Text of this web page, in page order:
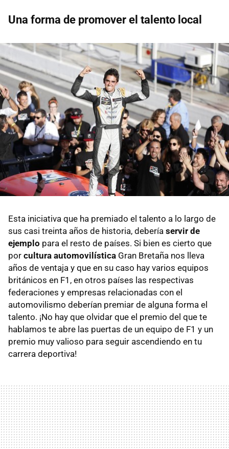
Una forma de promover el talento local
Esta iniciativa que ha premiado el talento a lo largo de
sus casi treinta años de historia, debería servir de
ejemplo para el resto de países. Si bien es cierto que
por cultura automovilística Gran Bretaña nos lleva
años de ventaja y que en su caso hay varios equipos
británicos en F1, en otros países las respectivas
federaciones y empresas relacionadas con el
automovilismo deberían premiar de alguna forma el
talento. ¡No hay que olvidar que el premio del que te
hablamos te abre las puertas de un equipo de F1 y un
premio muy valioso para seguir ascendiendo en tu
carrera deportiva!